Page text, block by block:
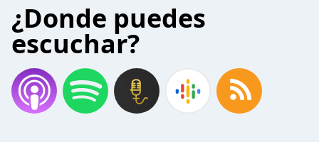
¿Donde puedes
escuchar?